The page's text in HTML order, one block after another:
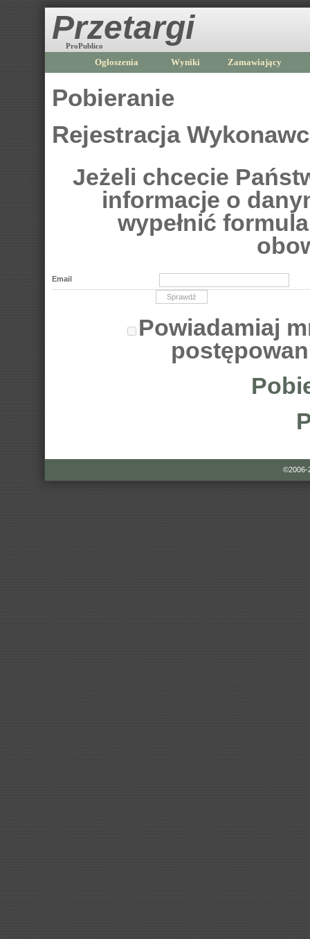
Przetargi
ProPublico
Ogłoszenia Wyniki Zamawiający
Pobieranie
Rejestracja
Jeżeli chcecie
informacje o
wypełnić
Email
Powiadamiaj
©2006-